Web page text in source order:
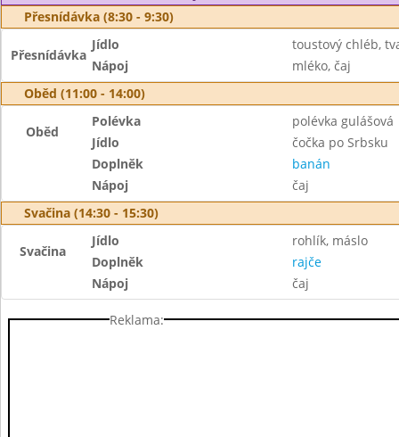
Přesnídávka (8:30 - 9:30)
Přesnídávka
Jídlo
toustový chléb,
Nápoj
mléko, čaj
Oběd (11:00 - 14:00)
Oběd
Polévka
polévka gulášová
Jídlo
čočka po Srbsku
Doplněk
banán
Nápoj
čaj
Svačina (14:30 - 15:30)
Svačina
Jídlo
rohlík, máslo
Doplněk
rajče
Nápoj
čaj
Reklama: